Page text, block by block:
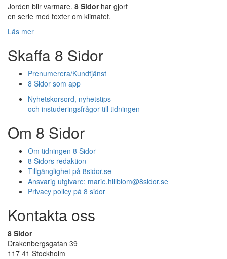
Jorden blir varmare. 8 Sidorhar gjort
en serie med texter om klimatet.
Läs mer
Skaffa 8 Sidor
Prenumerera/Kundtjänst
8 Sidor som app
Nyhetskorsord, nyhetstips
och instuderingsfrågor till tidningen
Om 8 Sidor
Om tidningen 8 Sidor
8 Sidors redaktion
Tillgänglighet på 8sidor.se
Ansvarig utgivare: marie.hillblom@8sidor.se
Privacy policy på 8 sidor
Kontakta oss
8 Sidor
Drakenbergsgatan 39
117 41 Stockholm